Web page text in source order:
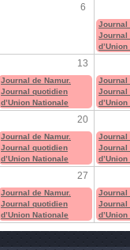
6
Journal
Journal
13
Journal de Namur.
Journal quotidien
d’Union Nationale
Journal
Journal
20
Journal de Namur.
Journal quotidien
d’Union Nationale
Journal
Journal
27
Journal de Namur.
Journal quotidien
d’Union Nationale
Journal
Journal